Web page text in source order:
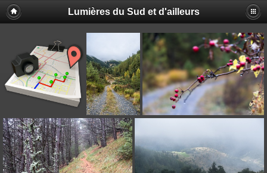
Lumières du Sud et d'ailleurs